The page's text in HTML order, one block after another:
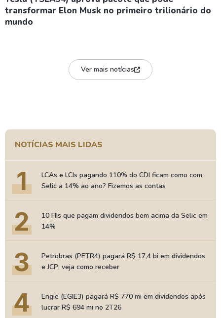
transformar Elon Musk no primeiro trilionário do
mundo
Ver mais notícias
NOTÍCIAS MAIS LIDAS
1
LCAs e LCIs pagando 110% do CDI ficam como com
Selic a 14% ao ano? Fizemos as contas
2
10 FIIs que pagam dividendos bem acima da Selic em
14%
3
Petrobras (PETR4) pagará R$ 17,4 bi em dividendos
e JCP; veja como receber
4
Engie (EGIE3) pagará R$ 770 mi em dividendos após
lucrar R$ 694 mi no 2T26